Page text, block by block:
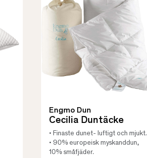
Engmo Dun
Cecilia Duntäcke
• Finaste dunet- luftigt och mjukt.
• 90% europeisk myskanddun,
10% småfjäder.